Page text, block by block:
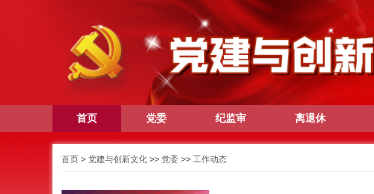
首页 党委 纪监审 离退休
首页 > 党建与创新文化 >> 党委 >> 工作动态